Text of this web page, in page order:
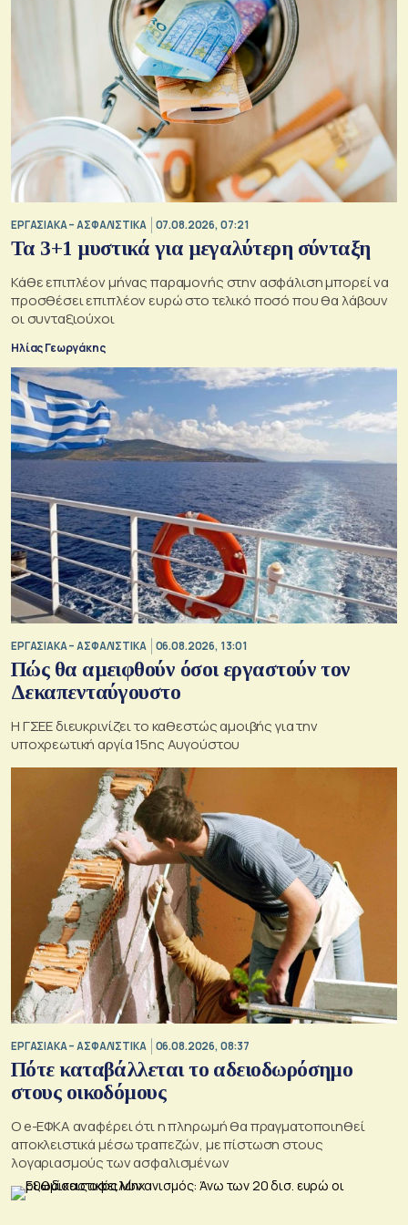
ΕΡΓΑΣΙΑΚΑ – ΑΣΦΑΛΙΣΤΙΚΑ 07.08.2026, 07:21
Τα 3+1 μυστικά για μεγαλύτερη σύνταξη
Κάθε επιπλέον μήνας παραμονής στην ασφάλιση μπορεί να
προσθέσει επιπλέον ευρώ στο τελικό ποσό που θα λάβουν
οι συνταξιούχοι
Ηλίας Γεωργάκης
ΕΡΓΑΣΙΑΚΑ – ΑΣΦΑΛΙΣΤΙΚΑ 06.08.2026, 13:01
Πώς θα αμειφθούν όσοι εργαστούν τον
Δεκαπενταύγουστο
Η ΓΣΕΕ διευκρινίζει το καθεστώς αμοιβής για την
υποχρεωτική αργία 15ης Αυγούστου
ΕΡΓΑΣΙΑΚΑ – ΑΣΦΑΛΙΣΤΙΚΑ 06.08.2026, 08:37
Πότε καταβάλλεται το αδειοδωρόσημο
στους οικοδόμους
O e-ΕΦΚΑ αναφέρει ότι η πληρωμή θα πραγματοποιηθεί
αποκλειστικά μέσω τραπεζών, με πίστωση στους
λογαριασμούς των ασφαλισμένων